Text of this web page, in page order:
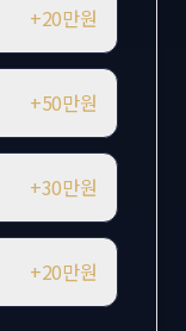
+20만원
+50만원
+30만원
+20만원